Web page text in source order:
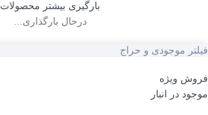
فیلتر موجودی و حراج
فروش ویژه
موجود در انبار
بارگیری بیشتر محصولات
درحال بارگذاری...